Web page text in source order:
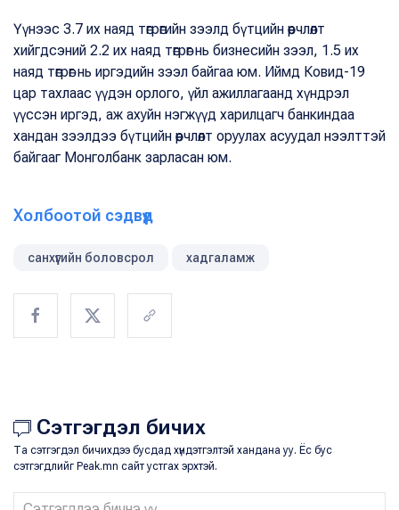
Үүнээс 3.7 их наяд төгрөгийн зээлд бүтцийн өөрчлөлт
хийгдсэний 2.2 их наяд төгрөг нь бизнесийн зээл, 1.5 их
наяд төгрөг нь иргэдийн зээл байгаа юм. Иймд Ковид-19
цар тахлаас үүдэн орлого, үйл ажиллагаанд хүндрэл
үүссэн иргэд, аж ахуйн нэгжүүд харилцагч банкиндаа
хандан зээлдээ бүтцийн өөрчлөлт оруулах асуудал нээлттэй
байгааг Монголбанк зарласан юм.
Холбоотой сэдвүүд
санхүүгийн боловсрол хадгаламж
Сэтгэгдэл бичих
Та сэтгэгдэл бичихдээ бусдад хүндэтгэлтэй хандана уу. Ёс бус
сэтгэгдлийг Peak.mn сайт устгах эрхтэй.